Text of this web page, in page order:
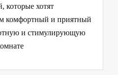
которые хотят
комфортный и приятный
и стимулирующую